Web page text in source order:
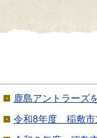
鹿島アントラーズ
令和8年度 稲敷市